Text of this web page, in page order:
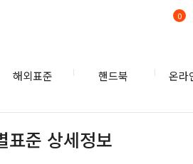
해외표준 핸드북 온라
0
표준 상세정보